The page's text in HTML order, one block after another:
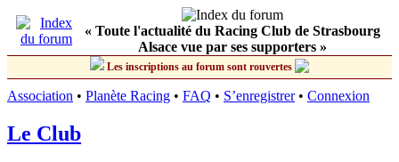
« Toute l'actualité du Racing Club de Strasbourg
Alsace vue par ses supporters »
Les inscriptions au forum sont rouvertes
Association • Planète Racing • FAQ • S’enregistrer• Connexion
Le Club